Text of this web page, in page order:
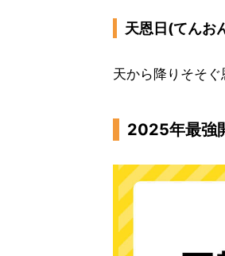
天恩日(てんお
天から降りそそ
2025年最強